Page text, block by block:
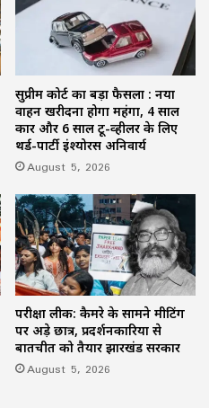
सुप्रीम कोर्ट का बड़ा फैसला : नया
वाहन खरीदना होगा महंगा, 4 साल
कार और 6 साल टू-व्हीलर के लिए
थर्ड-पार्टी इंश्योरेंस अनिवार्य
August 5, 2026
परीक्षा लीक: कैमरे के सामने मीटिंग
पर अड़े छात्र, प्रदर्शनकारियों से
बातचीत को तैयार झारखंड सरकार
August 5, 2026